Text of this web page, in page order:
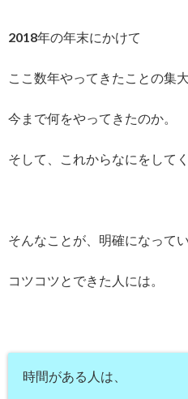
2018年の年末にかけて
ここ数年やってきたことの集
今まで何をやってきたのか。
そして、これからなにをしてく
そんなことが、明確になって
コツコツとできた人には。
時間がある人は、